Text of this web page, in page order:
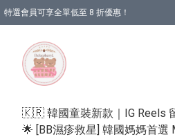
特選會員可享全單低至 8 折優惠！
🇰🇷 韓國童裝新款｜IG Reels
🌟 [BB濕疹救星] 韓國媽媽首選